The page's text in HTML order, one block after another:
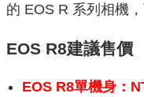
的 EOS R 系列相機
EOS R8建議售價
EOS R8單機身：